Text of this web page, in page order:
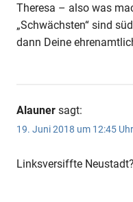
Theresa – also was
„Schwächsten“ sind
dann Deine
Alauner sagt:
19. Juni 2018 um 12:45 Uhr
Linksversiffte